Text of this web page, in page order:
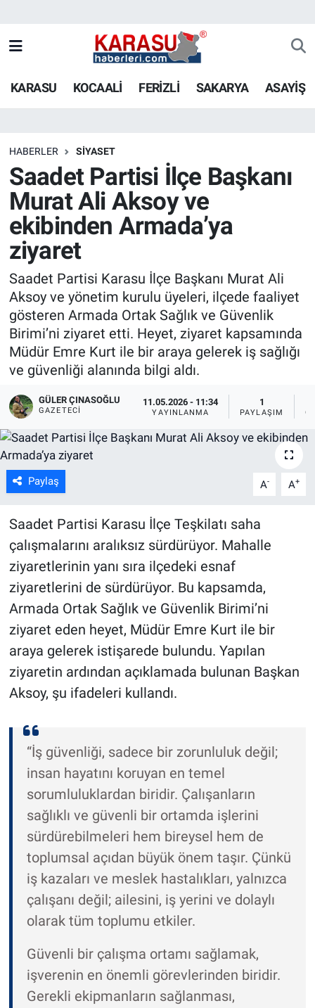
KARASU KOCAALİ FERİZLİ SAKARYA ASAYİŞ
HABERLER SİYASET
Saadet Partisi İlçe Başkanı
Murat Ali Aksoy ve
ekibinden Armada’ya
ziyaret
Saadet Partisi Karasu İlçe Başkanı Murat Ali
Aksoy ve yönetim kurulu üyeleri, ilçede faaliyet
gösteren Armada Ortak Sağlık ve Güvenlik
Birimi’ni ziyaret etti. Heyet, ziyaret kapsamında
Müdür Emre Kurt ile bir araya gelerek iş sağlığı
ve güvenliği alanında bilgi aldı.
GÜLER ÇINASOĞLU
GAZETECI
11.05.2026 - 11:34
YAYINLANMA
1
PAYLAŞIM
Paylaş A- A+
Saadet Partisi Karasu İlçe Teşkilatı saha
çalışmalarını aralıksız sürdürüyor. Mahalle
ziyaretlerinin yanı sıra ilçedeki esnaf
ziyaretlerini de sürdürüyor. Bu kapsamda,
Armada Ortak Sağlık ve Güvenlik Birimi’ni
ziyaret eden heyet, Müdür Emre Kurt ile bir
araya gelerek istişarede bulundu. Yapılan
ziyaretin ardından açıklamada bulunan Başkan
Aksoy, şu ifadeleri kullandı.
“İş güvenliği, sadece bir zorunluluk değil;
insan hayatını koruyan en temel
sorumluluklardan biridir. Çalışanların
sağlıklı ve güvenli bir ortamda işlerini
sürdürebilmeleri hem bireysel hem de
toplumsal açıdan büyük önem taşır. Çünkü
iş kazaları ve meslek hastalıkları, yalnızca
çalışanı değil; ailesini, iş yerini ve dolaylı
olarak tüm toplumu etkiler.
Güvenli bir çalışma ortamı sağlamak,
işverenin en önemli görevlerinden biridir.
Gerekli ekipmanların sağlanması,